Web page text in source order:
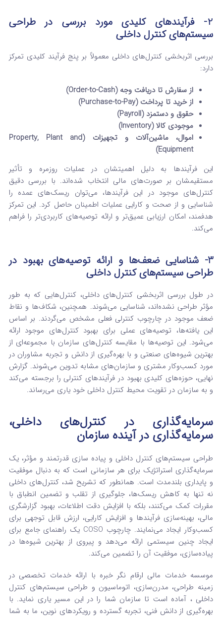
2- فرآیندهای کلیدی مورد بررسی در طراحی
سیستم‌های کنترل داخلی
بررسی اثربخشی کنترل‌های داخلی معمولاً بر پنج فرآیند کلیدی تمرکز
دارد:
از سفارش تا دریافت وجه (Order-to-Cash)
از خرید تا پرداخت (Purchase-to-Pay)
حقوق و دستمزد (Payroll)
موجودی کالا (Inventory)
اموال، ماشین‌آلات و تجهیزات (Property, Plant and
Equipment)
این فرآیندها به دلیل اهمیتشان در عملیات روزمره و تأثیر
مستقیمشان بر صورت‌های مالی انتخاب شده‌اند. با بررسی دقیق
کنترل‌های موجود در این فرآیندها، می‌توان ریسک‌های عمده را
شناسایی و از صحت و کارایی عملیات اطمینان حاصل کرد. این تمرکز
هدفمند، امکان ارزیابی عمیق‌تر و ارائه توصیه‌های کاربردی‌تر را فراهم
می‌کند.
3- شناسایی ضعف‌ها و ارائه توصیه‌های بهبود در
طراحی سیستم‌های کنترل داخلی
در طول بررسی اثربخشی کنترل‌های داخلی، کنترل‌هایی که به طور
مؤثر طراحی نشده‌اند، شناسایی می‌شوند. همچنین، شکاف‌ها و نقاط
ضعف موجود در چارچوب کنترلی فعلی مشخص می‌گردند. بر اساس
این یافته‌ها، توصیه‌های عملی برای بهبود کنترل‌های موجود ارائه
می‌شود. این توصیه‌ها با مقایسه کنترل‌های سازمان با مجموعه‌ای از
بهترین شیوه‌های صنعتی و با بهره‌گیری از دانش و تجربه مشاوران در
مورد کسب‌وکار مشتری و سازمان‌های مشابه تدوین می‌شوند. گزارش
نهایی، حوزه‌های کلیدی بهبود در فرآیندهای کنترلی را برجسته می‌کند
و به سازمان در تقویت محیط کنترل داخلی خود یاری می‌رساند.
سرمایه‌گذاری در کنترل‌های داخلی،
سرمایه‌گذاری در آینده سازمان
طراحی سیستم‌های کنترل داخلی و پیاده سازی قدرتمند و مؤثر، یک
سرمایه‌گذاری استراتژیک برای هر سازمانی است که به دنبال موفقیت
و پایداری بلندمدت است. همانطور که تشریح شد، کنترل‌های داخلی
نه تنها به کاهش ریسک‌ها، جلوگیری از تقلب و تضمین انطباق با
مقررات کمک می‌کنند، بلکه با افزایش دقت اطلاعات، بهبود گزارشگری
مالی، بهینه‌سازی فرآیندها و افزایش کارایی، ارزش قابل توجهی برای
کسب‌وکار ایجاد می‌نمایند. چارچوب COSO یک راهنمای جامع برای
ایجاد چنین سیستمی ارائه می‌دهد و پیروی از بهترین شیوه‌ها در
پیاده‌سازی، موفقیت آن را تضمین می‌کند.
موسسه خدمات مالی ارقام نگر خبره با ارائه خدمات تخصصی در
زمینه طراحی، مدرن‌سازی، اتوماسیون و طراحی سیستم‌های کنترل
داخلی ، آماده است تا سازمان شما را در این مسیر یاری نماید. با
بهره‌گیری از دانش فنی، تجربه گسترده و رویکردهای نوین، ما به شما